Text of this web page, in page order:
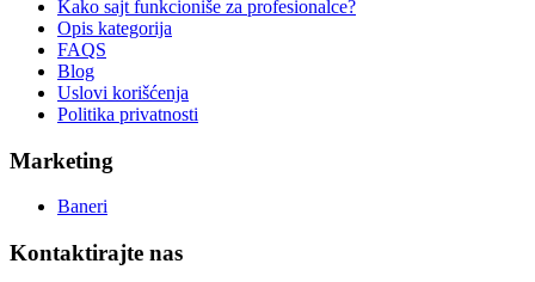
Kako sajt funkcioniše za profesionalce?
Opis kategorija
FAQS
Blog
Uslovi korišćenja
Politika privatnosti
Marketing
Baneri
Kontaktirajte nas